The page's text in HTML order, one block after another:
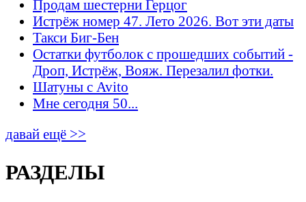
Продам шестерни Герцог
Истрёж номер 47. Лето 2026. Вот эти даты
Такси Биг-Бен
Остатки футболок с прошедших событий -
Дроп, Истрёж, Вояж. Перезалил фотки.
Шатуны с Avito
Мне сегодня 50...
давай ещё >>
РАЗДЕЛЫ